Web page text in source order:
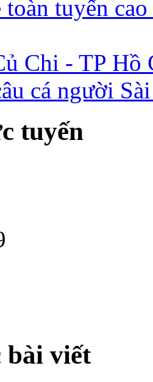
toàn tuyến
Chi - TP Hồ
cá người
tuyến
bài viết